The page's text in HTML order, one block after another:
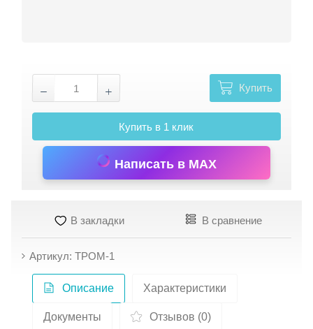
Купить
Купить в 1 клик
Написать в MAX
В закладки В сравнение
Артикул: ТРОМ-1
Описание Характеристики
Документы Отзывов (0)